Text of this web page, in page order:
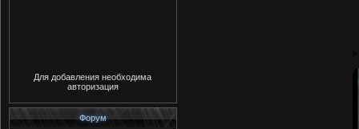
Для добавления необходима
авторизация
Форум